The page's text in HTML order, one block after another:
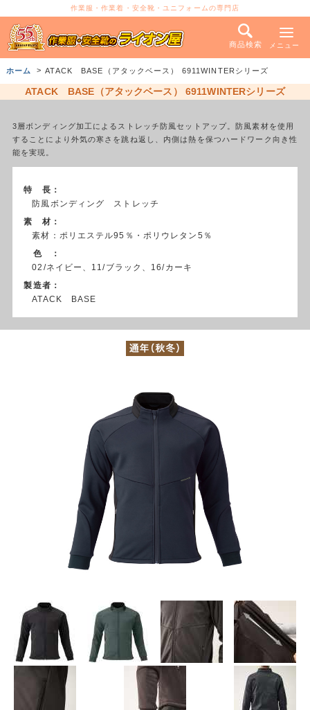
作業服・作業着・安全靴・ユニフォームの専門店
商品検索 メニュー
ホーム ATACK BASE（アタックベース） 6911WINTERシリーズ
ATACK BASE（アタックベース） 6911WINTERシリーズ
3層ボンディング加工によるストレッチ防風セットアップ。防風素材を使用
することにより外気の寒さを跳ね返し、内側は熱を保つハードワーク向き性
能を実現。
特 長：
防風ボンディング ストレッチ
素 材：
素材：ポリエステル95％・ポリウレタン5％
色 ：
02/ネイビー、11/ブラック、16/カーキ
製造者：
ATACK BASE